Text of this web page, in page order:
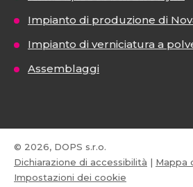
Impianto di produzione di
Impianto di verniciatura a
Assemblaggi
© 2026, DOPS s.r.o.
Dichiarazione di accessibilità | Mappa
Impostazioni dei cookie